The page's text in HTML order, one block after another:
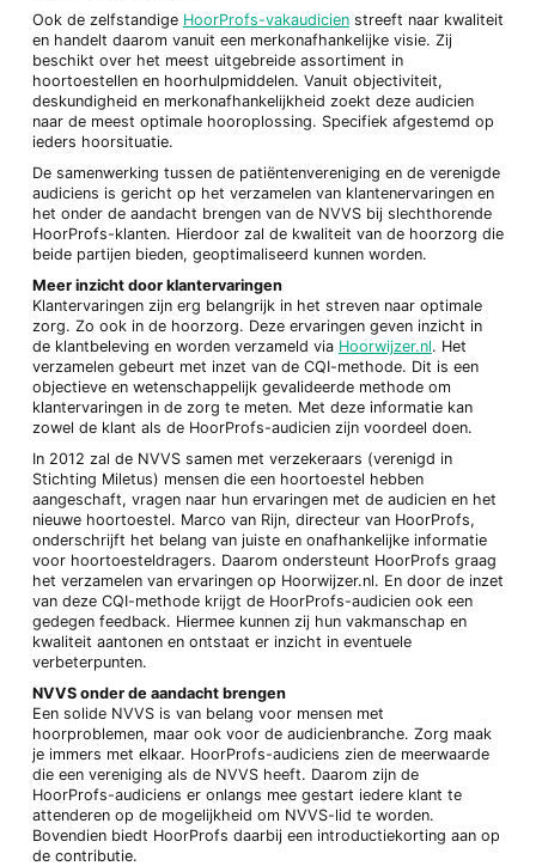
Ook de zelfstandige HoorProfs-vakaudicienstreeft naar kwaliteit
en handelt daarom vanuit een merkonafhankelijke visie. Zij
beschikt over het meest uitgebreide assortiment in
hoortoestellen en hoorhulpmiddelen. Vanuit objectiviteit,
deskundigheid en merkonafhankelijkheid zoekt deze audicien
naar de meest optimale hooroplossing. Specifiek afgestemd op
ieders hoorsituatie.
De samenwerking tussen de patiëntenvereniging en de verenigde
audiciens is gericht op het verzamelen van klantenervaringen en
het onder de aandacht brengen van de NVVS bij slechthorende
HoorProfs-klanten. Hierdoor zal de kwaliteit van de hoorzorg die
beide partijen bieden, geoptimaliseerd kunnen worden.
Meer inzicht door klantervaringen
Klantervaringen zijn erg belangrijk in het streven naar optimale
zorg. Zo ook in de hoorzorg. Deze ervaringen geven inzicht in
de klantbeleving en worden verzameld via Hoorwijzer.nl. Het
verzamelen gebeurt met inzet van de CQI-methode. Dit is een
objectieve en wetenschappelijk gevalideerde methode om
klantervaringen in de zorg te meten. Met deze informatie kan
zowel de klant als de HoorProfs-audicien zijn voordeel doen.
In 2012 zal de NVVS samen met verzekeraars (verenigd in
Stichting Miletus) mensen die een hoortoestel hebben
aangeschaft, vragen naar hun ervaringen met de audicien en het
nieuwe hoortoestel. Marco van Rijn, directeur van HoorProfs,
onderschrijft het belang van juiste en onafhankelijke informatie
voor hoortoesteldragers. Daarom ondersteunt HoorProfs graag
het verzamelen van ervaringen op Hoorwijzer.nl. En door de inzet
van deze CQI-methode krijgt de HoorProfs-audicien ook een
gedegen feedback. Hiermee kunnen zij hun vakmanschap en
kwaliteit aantonen en ontstaat er inzicht in eventuele
verbeterpunten.
NVVS onder de aandacht brengen
Een solide NVVS is van belang voor mensen met
hoorproblemen, maar ook voor de audicienbranche. Zorg maak
je immers met elkaar. HoorProfs-audiciens zien de meerwaarde
die een vereniging als de NVVS heeft. Daarom zijn de
HoorProfs-audiciens er onlangs mee gestart iedere klant te
attenderen op de mogelijkheid om NVVS-lid te worden.
Bovendien biedt HoorProfs daarbij een introductiekorting aan op
de contributie.